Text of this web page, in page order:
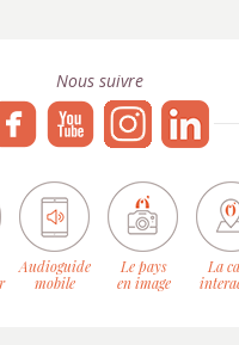
Nous suivre
Audioguide
mobile
Le pays
en image
La